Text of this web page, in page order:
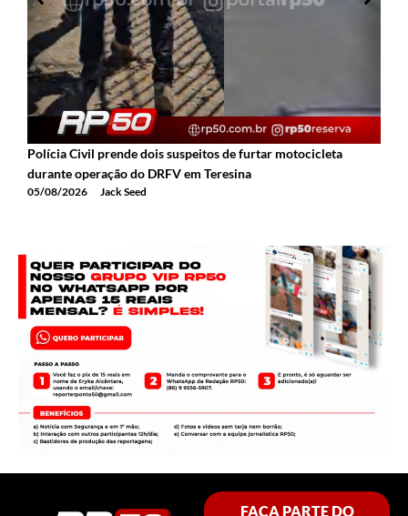
Polícia Civil prende dois suspeitos de furtar motocicleta
durante operação do DRFV em Teresina
05/08/2026 Jack Seed
FAÇA PARTE DO